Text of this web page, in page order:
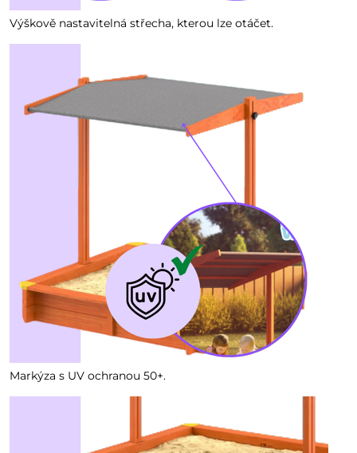
Výškově nastavitelná střecha, kterou lze otáčet.
Markýza s UV ochranou 50+.